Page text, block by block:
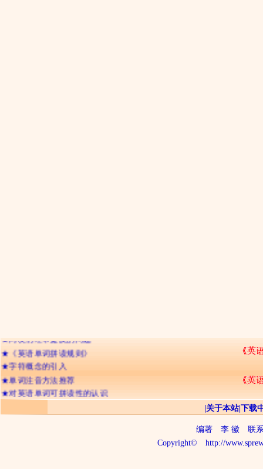
★
《英语单词拼读规则》
★字符概念的引入
★ 单词注音方法推荐
★对英语单词可拼读性的认识
辅音字母双写的含义
★字符的不可分割性
关于本站|下载
编著 李 徽 联系
Copyright©
http://